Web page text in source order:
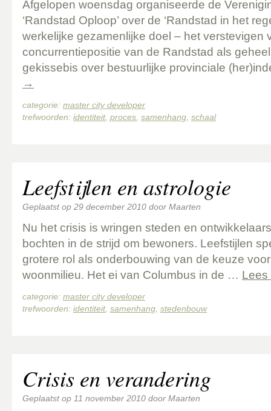
Afgelopen woensdag organiseerde de
‘Randstad Oploop’ over de ‘Randstad in het
werkelijke gezamenlijke doel – het verstevigen
concurrentiepositie van de Randstad als
gekissebis over bestuurlijke provinciale
→
categorie: master city developer
trefwoorden: identiteit, proces samenhang schaal
Leefstijlen en astrologie
Geplaatst op 29 december 2010 door Maarten
Nu het crisis is wringen steden en
bochten in de strijd om bewoners. Leefstijlen
grotere rol als onderbouwing van de keuze
woonmilieu. Het ei van Columbus in de …
categorie: master city developer
trefwoorden: identiteit, samenhang stedenbouw
Crisis en verandering
Geplaatst op 11 november 2010 door Maarten